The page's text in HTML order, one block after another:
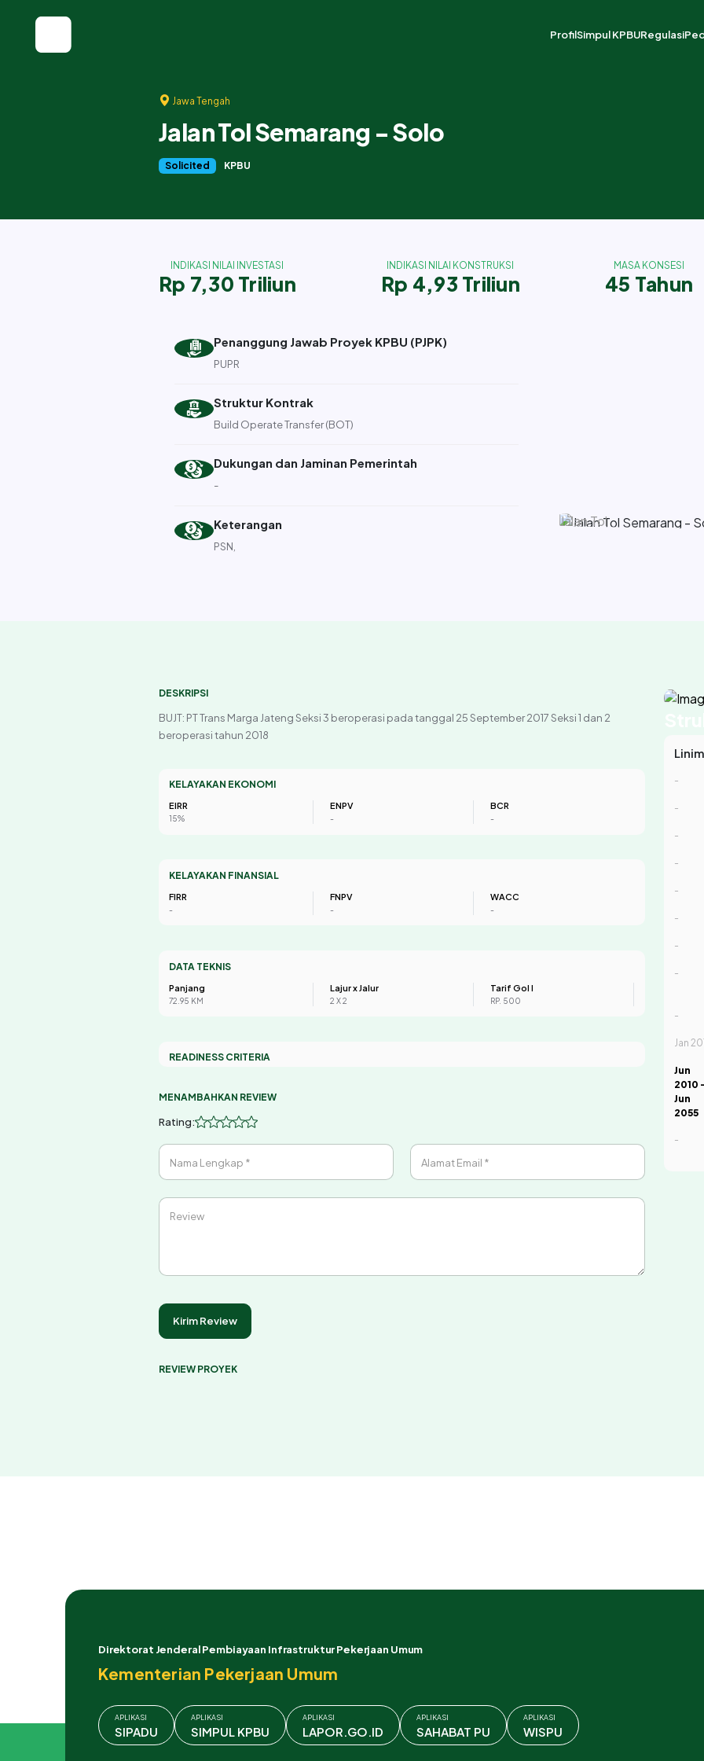
ProfilSimpul KPBURegulasi
Jawa Tengah
Jalan Tol Semarang - Solo
Solicited KPBU
INDIKASI NILAI INVESTASI
Rp 7,30 Triliun
INDIKASI NILAI KONSTRUKSI
Rp 4,93 Triliun
MASA KONSESI
45 Tahun
Penanggung Jawab Proyek KPBU (PJPK)
PUPR
Struktur Kontrak
Build Operate Transfer (BOT)
Dukungan dan Jaminan Pemerintah
-
Keterangan
PSN,
Jalan Tol
DESKRIPSI
BUJT: PT Trans Marga Jateng Seksi 3 beroperasi pada tanggal 25 September 2017 Seksi 1 dan 2
beroperasi tahun 2018
KELAYAKAN EKONOMI
EIRR
15%
ENPV
-
BCR
-
KELAYAKAN FINANSIAL
FIRR
-
FNPV
-
WACC
-
DATA TEKNIS
Panjang
72.95 KM
Lajur x Jalur
2 X 2
Tarif Gol I
RP. 500
READINESS CRITERIA
MENAMBAHKAN REVIEW
Rating:
Nama Lengkap * Alamat Email *
Review
Kirim Review
REVIEW PROYEK
-
-
-
-
-
-
-
-
-
Jan
Jun
2010 -
Jun
2055
-
Direktorat Jenderal Pembiayaan Infrastruktur Pekerjaan Umum
Kementerian Pekerjaan Umum
APLIKASI
SIPADU
APLIKASI
SIMPUL KPBU
APLIKASI
LAPOR.GO.ID
APLIKASI
SAHABAT PU
APLIKASI
WISPU